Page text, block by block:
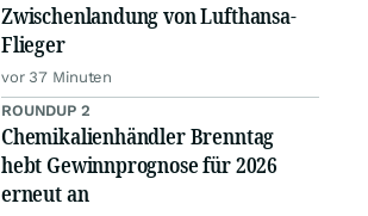
Zwischenlandung von Lufthansa-
Flieger
vor 37 Minuten
ROUNDUP 2
Chemikalienhändler Brenntag
hebt Gewinnprognose für 2026
erneut an